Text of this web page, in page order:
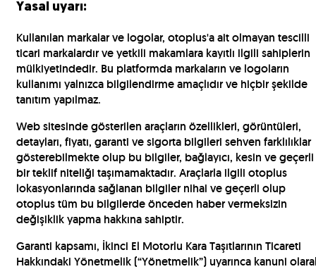
Yasal uyarı:
Kullanılan markalar ve logolar, otoplus'a ait olmayan tescilli
ticari markalardır ve yetkili makamlara kayıtlı ilgili sahiplerin
mülkiyetindedir. Bu platformda markaların ve logoların
kullanımı yalnızca bilgilendirme amaçlıdır ve hiçbir şekilde
tanıtım yapılmaz.
Web sitesinde gösterilen araçların özellikleri, görüntüleri,
detayları, fiyatı, garanti ve sigorta bilgileri sehven farklılıklar
gösterebilmekte olup bu bilgiler, bağlayıcı, kesin ve geçerli
bir teklif niteliği taşımamaktadır. Araçlarla ilgili otoplus
lokasyonlarında sağlanan bilgiler nihai ve geçerli olup
otoplus tüm bu bilgilerde önceden haber vermeksizin
değişiklik yapma hakkına sahiptir.
Garanti kapsamı, İkinci El Motorlu Kara Taşıtlarının Ticareti
Hakkındaki Yönetmelik (“Yönetmelik”) uyarınca kanuni